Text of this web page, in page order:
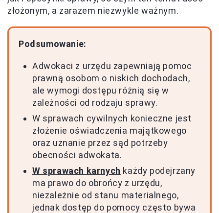
złożonym, a zarazem niezwykle ważnym.
Podsumowanie:
Adwokaci z urzędu zapewniają pomoc
prawną osobom o niskich dochodach,
ale wymogi dostępu różnią się w
zależności od rodzaju sprawy.
W sprawach cywilnych konieczne jest
złożenie oświadczenia majątkowego
oraz uznanie przez sąd potrzeby
obecności adwokata.
W sprawach karnych każdy podejrzany
ma prawo do obrońcy z urzędu,
niezależnie od stanu materialnego,
jednak dostęp do pomocy często bywa